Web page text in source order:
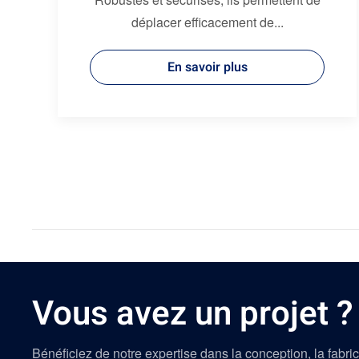
déplacer efficacement de...
En savoir plus
Vous avez un projet ?
Bénéficiez de notre expertise dans la conception, la